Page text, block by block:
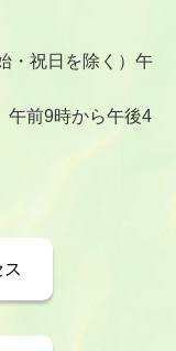
・祝日を除く）午
前9時から午後4